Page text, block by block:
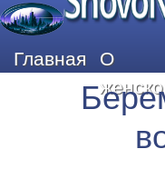
Главная
О